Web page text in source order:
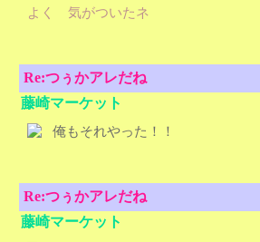
よく 気がついたネ
Re:つぅかアレだね
藤崎マーケット
俺もそれやった！！
Re:つぅかアレだね
藤崎マーケット